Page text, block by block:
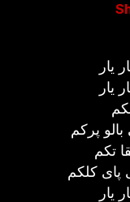
یار
یار
پرکم
تکم
کلکم
یار